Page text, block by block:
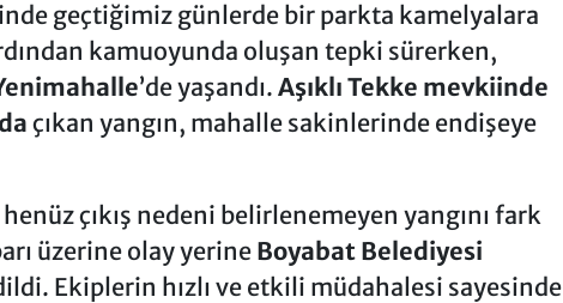
geçtiğimiz günlerde bir parkta kamelyalara
kamuoyunda oluşan tepki sürerken,
’de yaşandı. Aşıklı Tekke mevkiinde
çıkan yangın, mahalle sakinlerinde endişeye
çıkış nedeni belirlenemeyen yangını fark
üzerine olay yerineBoyabat Belediyesi
Ekiplerin hızlı ve etkili müdahalesi sayesinde